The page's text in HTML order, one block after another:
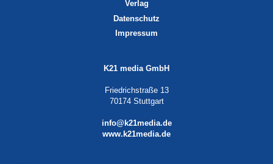
Verlag
Datenschutz
Impressum
K21 media GmbH
Friedrichstraße 13
70174 Stuttgart
info@k21media.de
www.k21media.de